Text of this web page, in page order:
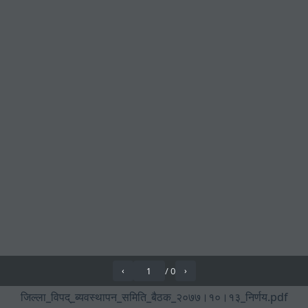
‹ /0 ›
जिल्ला_विपद्_ब्यवस्थापन_समिति_बैठक_२०७७।१०।१३_निर्णय.pdf